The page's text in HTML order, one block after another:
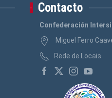
Contacto
Confederación
Miguel Ferro
Rede de Locais